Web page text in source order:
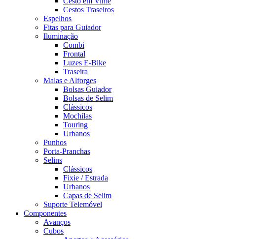
Cestos Traseiros
Espelhos
Fitas para Guiador
Iluminação
Combi
Frontal
Luzes E-Bike
Traseira
Malas e Alforges
Bolsas Guiador
Bolsas de Selim
Clássicos
Mochilas
Touring
Urbanos
Punhos
Porta-Pranchas
Selins
Clássicos
Fixie / Estrada
Urbanos
Capas de Selim
Suporte Telemóvel
Componentes
Avanços
Cubos